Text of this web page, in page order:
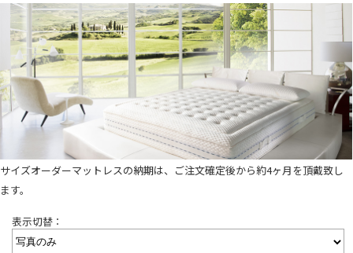
サイズオーダーマットレスの納期は、ご注文確定後から約4ヶ月を頂戴致し
ます。
表示切替：